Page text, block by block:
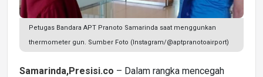
Petugas Bandara APT Pranoto Samarinda saat menggunkan
thermometer gun. Sumber Foto (Instagram/@aptpranotoairport)
Samarinda,Presisi.co – Dalam rangka mencegah